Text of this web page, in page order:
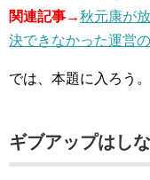
関連記事→秋元康が
決できなかった運営
では、本題に入ろう。
ギブアップはし